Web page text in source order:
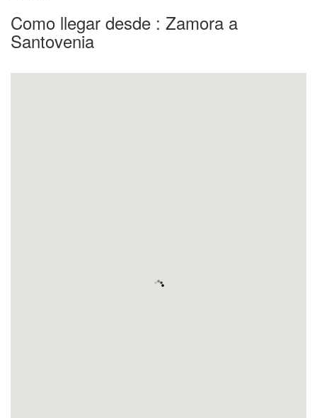
Como llegar desde : Zamora a
Santovenia